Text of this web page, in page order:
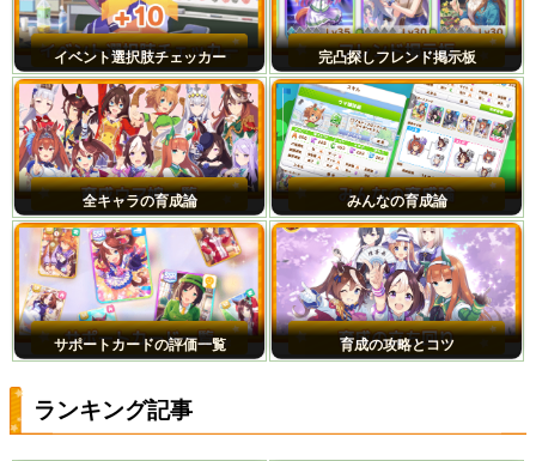
イベント選択肢チェッカー 完凸探しフレンド掲示板
全キャラの育成論 みんなの育成論
サポートカードの評価一覧 育成の攻略とコツ
ランキング記事